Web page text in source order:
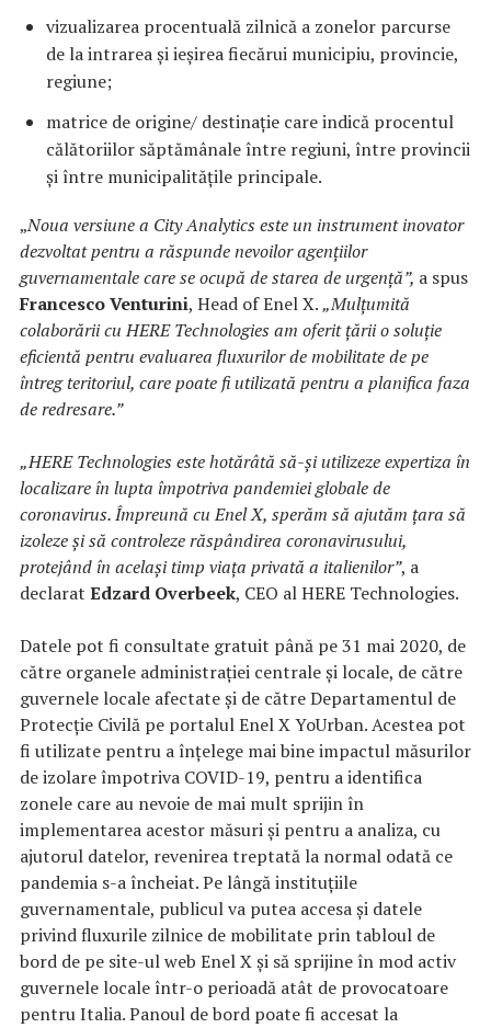
vizualizarea procentuală zilnică a zonelor parcurse
de la intrarea și ieșirea fiecărui municipiu, provincie,
regiune;
matrice de origine/ destinație care indică procentul
călătoriilor săptămânale între regiuni, între provincii
și între municipalitățile principale.
„Noua versiune a City Analytics este un instrument inovator
dezvoltat pentru a răspunde nevoilor agențiilor
guvernamentale care se ocupă de starea de urgență”, a spus
Francesco Venturini, Head of Enel X.„Mulțumită
colaborării cu HERE Technologies am oferit țării o soluție
eficientă pentru evaluarea fluxurilor de mobilitate de pe
întreg teritoriul, care poate fi utilizată pentru a planifica faza
de redresare.”
„HERE Technologies este hotărâtă să-și utilizeze expertiza în
localizare în lupta împotriva pandemiei globale de
coronavirus. Împreună cu Enel X, sperăm să ajutăm țara să
izoleze și să controleze răspândirea coronavirusului,
protejând în același timp viața privată a italienilor”, a
declarat Edzard Overbeek, CEO al HERE Technologies.
Datele pot fi consultate gratuit până pe 31 mai 2020, de
către organele administrației centrale și locale, de către
guvernele locale afectate și de către Departamentul de
Protecție Civilă pe portalul Enel X YoUrban. Acestea pot
fi utilizate pentru a înțelege mai bine impactul măsurilor
de izolare împotriva COVID-19, pentru a identifica
zonele care au nevoie de mai mult sprijin în
implementarea acestor măsuri și pentru a analiza, cu
ajutorul datelor, revenirea treptată la normal odată ce
pandemia s-a încheiat. Pe lângă instituțiile
guvernamentale, publicul va putea accesa și datele
privind fluxurile zilnice de mobilitate prin tabloul de
bord de pe site-ul web Enel X și să sprijine în mod activ
guvernele locale într-o perioadă atât de provocatoare
pentru Italia. Panoul de bord poate fi accesat la